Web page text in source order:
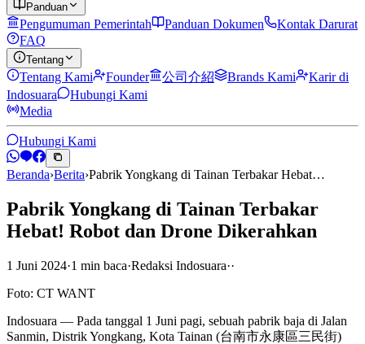
Panduan
Pengumuman Pemerintah Panduan Dokumen
Kontak Darurat
FAQ
Tentang
Tentang Kami Founder 公司介紹 Brands Kami
Karir di
Indosuara
Hubungi Kami
Media
Hubungi Kami
Beranda›Berita›Pabrik Yongkang di Tainan Terbakar Hebat…
Pabrik Yongkang di Tainan Terbakar
Hebat! Robot dan Drone Dikerahkan
1 Juni 2024·1 min baca·Redaksi Indosuara··
Foto: CT WANT
Indosuara — Pada tanggal 1 Juni pagi, sebuah pabrik baja di Jalan
Sanmin, Distrik Yongkang, Kota Tainan (台南市永康區三民街)